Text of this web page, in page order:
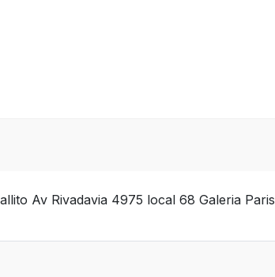
Av Rivadavia 4975 local 68 Galeria Paris